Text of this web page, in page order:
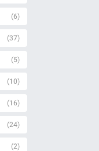
(6)
(37)
(5)
(10)
(16)
(24)
(2)